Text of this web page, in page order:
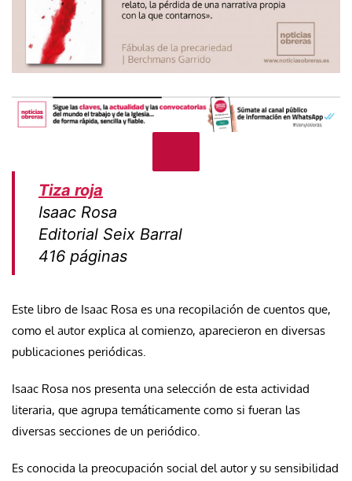
Tiza roja
Isaac Rosa
Editorial Seix Barral
416 páginas
Este libro de Isaac Rosa es una recopilación de cuentos que,
como el autor explica al comienzo, aparecieron en diversas
publicaciones periódicas.
Isaac Rosa nos presenta una selección de esta actividad
literaria, que agrupa temáticamente como si fueran las
diversas secciones de un periódico.
Es conocida la preocupación social del autor y su sensibilidad